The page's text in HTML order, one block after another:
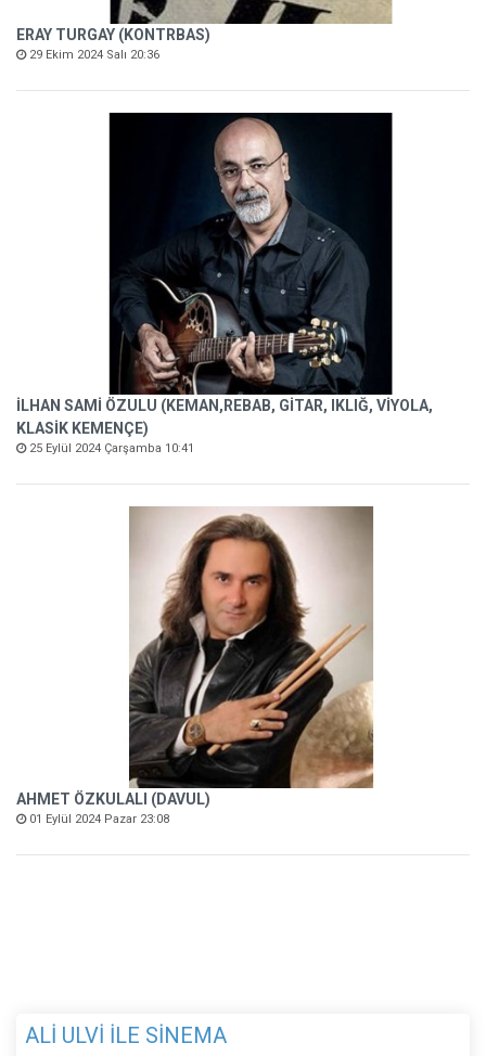
ERAY TURGAY (KONTRBAS)
29 Ekim 2024 Salı 20:36
İLHAN SAMİ ÖZULU (KEMAN,REBAB, GİTAR, IKLIĞ, VİYOLA,
KLASİK KEMENÇE)
25 Eylül 2024 Çarşamba 10:41
AHMET ÖZKULALI (DAVUL)
01 Eylül 2024 Pazar 23:08
ALİ ULVİ İLE SİNEMA